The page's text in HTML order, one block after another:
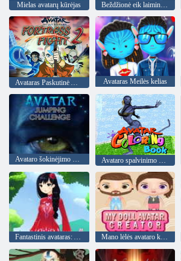
Mielas avatarų kūrėjas Beždžionė eik laimingas 732 etapas
Avataras Meilės kelias
Avataro šokinėjimo nuotykis
Fantastinis avataras: Anime puošniai apsirengti Mano lėlės avataro kūrėjas